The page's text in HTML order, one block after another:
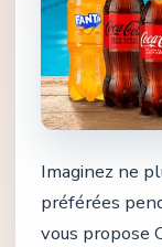
Imaginez ne
préférées
vous propose